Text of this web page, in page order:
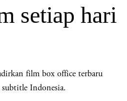
setiap hari
film box office terbaru
Indonesia.